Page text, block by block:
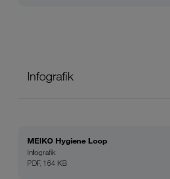
Infografik
MEIKO Hygiene Loop
Infografik
PDF, 164 KB